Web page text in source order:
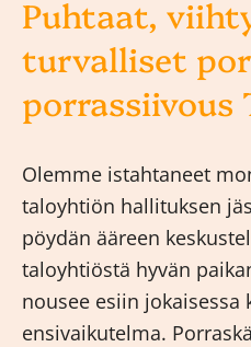
Puhtaat,
turvalliset
porrassiivous
Olemme istahtaneet
taloyhtiön hallituksen
pöydän ääreen
taloyhtiöstä hyvän
nousee esiin jokaisessa
ensivaikutelma.